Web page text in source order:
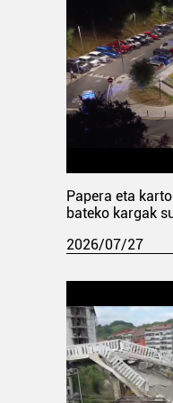
Papera eta
bateko kargak
2026/07/27